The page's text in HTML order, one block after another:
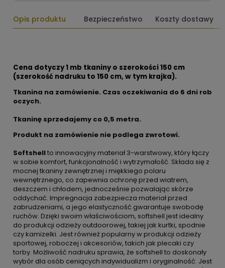
Opis produktu Bezpieczeństwo Koszty dostawy
Cena dotyczy 1 mb tkaniny o szerokości 150 cm
(szerokość nadruku to 150 cm, w tym krajka).
Tkanina na zamówienie. Czas oczekiwania do 6 dni rob
oczych.
Tkaninę sprzedajemy co 0,5 metra.
Produkt na zamówienie nie podlega zwrotowi.
Softshellto innowacyjny materiał 3-warstwowy, który łączy
w sobie komfort, funkcjonalność i wytrzymałość. Składa się z
mocnej tkaniny zewnętrznej i miękkiego polaru
wewnętrznego, co zapewnia ochronę przed wiatrem,
deszczem i chłodem, jednocześnie pozwalając skórze
oddychać. Impregnacja zabezpiecza materiał przed
zabrudzeniami, a jego elastyczność gwarantuje swobodę
ruchów. Dzięki swoim właściwościom, softshell jest idealny
do produkcji odzieży outdoorowej, takiej jak kurtki, spodnie
czy kamizelki. Jest również popularny w produkcji odzieży
sportowej, roboczej i akcesoriów, takich jak plecaki czy
torby. Możliwość nadruku sprawia, że softshell to doskonały
wybór dla osób ceniących indywidualizm i oryginalność. Jest